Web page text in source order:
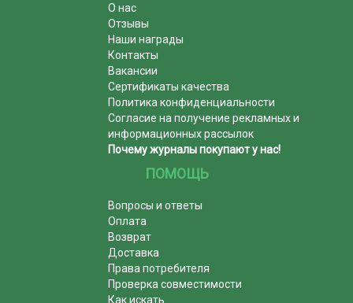
О нас
Отзывы
Наши награды
Контакты
Вакансии
Сертификаты качества
Политика конфиденциальности
Согласие на получение рекламных и
информационных рассылок
Почему журналы покупают у нас!
ПОМОЩЬ
Вопросы и ответы
Оплата
Возврат
Доставка
Права потребителя
Проверка совместимости
Как искать